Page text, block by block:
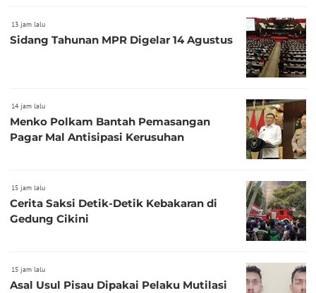
13 jam lalu
Sidang Tahunan MPR Digelar 14 Agustus
14 jam lalu
Menko Polkam Bantah Pemasangan
Pagar Mal Antisipasi Kerusuhan
15 jam lalu
Cerita Saksi Detik-Detik Kebakaran di
Gedung Cikini
15 jam lalu
Asal Usul Pisau Dipakai Pelaku Mutilasi